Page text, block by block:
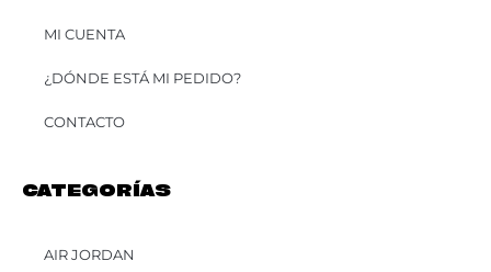
MI CUENTA
¿DÓNDE ESTÁ MI PEDIDO?
CONTACTO
CATEGORÍAS
AIR JORDAN